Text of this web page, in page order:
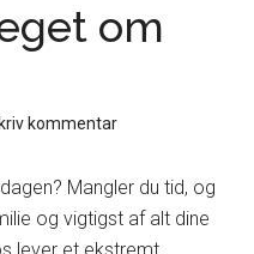
om
kommentar
Mangler du tid, og
og vigtigst af alt dine